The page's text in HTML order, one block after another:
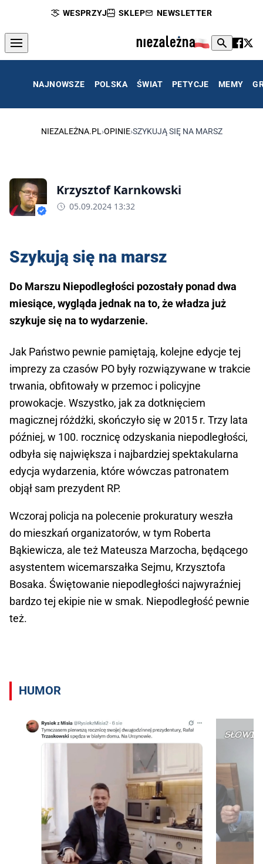
WESPRZYJ SKLEP NEWSLETTER
NAJNOWSZE POLSKA ŚWIAT PETYCJE MEMY
NIEZALEŻNA.PL ›OPINIE›SZYKUJĄ SIĘ NA MARSZ
Krzysztof Karnkowski
05.09.2024 13:32
Szykują się na marsz
Do Marszu Niepodległości pozostały ponad dwa
miesiące, wygląda jednak na to, że władza już
szykuje się na to wydarzenie.
Jak Państwo pewnie pamiętają, kolejne edycje tej
imprezy za czasów PO były rozwiązywane w trakcie
trwania, obfitowały w przemoc i policyjne
prowokacje. Wszystko, jak za dotknięciem
magicznej różdżki, skończyło się w 2015 r. Trzy lata
później, w 100. rocznicę odzyskania niepodległości,
odbyła się największa i najbardziej spektakularna
edycja wydarzenia, które wówczas patronatem
objął sam prezydent RP.
Wczoraj policja na polecenie prokuratury weszła
do mieszkań organizatorów, w tym Roberta
Bąkiewicza, ale też Mateusza Marzocha, będącego
asystentem wicemarszałka Sejmu, Krzysztofa
Bosaka. Świętowanie niepodległości najwyraźniej
bardzo tej ekipie nie w smak. Niepodległość pewnie
też.
HUMOR